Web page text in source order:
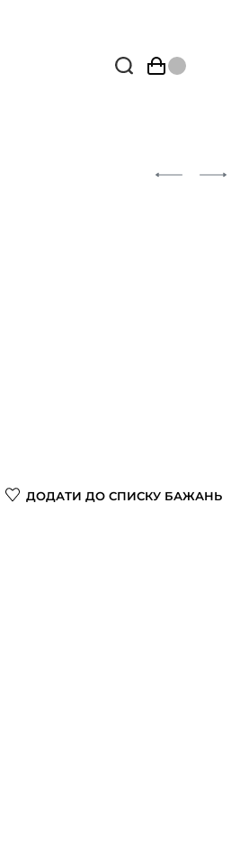
ДОДАТИ ДО СПИСКУ БАЖАНЬ